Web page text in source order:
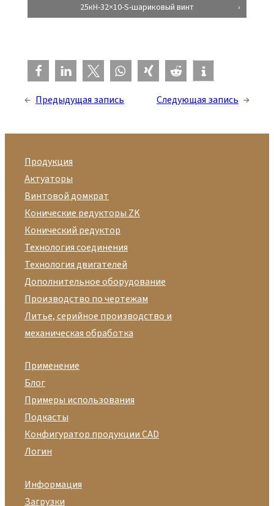
25кН-32×10-S-шариковый винт
← Предыдущая запись Следующая запись →
Продукция
Актуаторы
Винтовой домкрат
Конические редукторы ZK
Конический редуктор
Технология соединения
Технология двигателей
Дополнительное оборудование
Производство по чертежам
Литье, серийное производство и
механическая обработка
Применение
Блог
Примеры использования
Подкасты
Конфигуратор продукции CAD
Логин
Информация
Загрузки